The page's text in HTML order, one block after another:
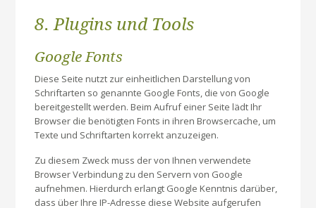
8. Plugins und Tools
Google Fonts
Diese Seite nutzt zur einheitlichen Darstellung von
Schriftarten so genannte Google Fonts, die von Google
bereitgestellt werden. Beim Aufruf einer Seite lädt Ihr
Browser die benötigten Fonts in ihren Browsercache, um
Texte und Schriftarten korrekt anzuzeigen.
Zu diesem Zweck muss der von Ihnen verwendete
Browser Verbindung zu den Servern von Google
aufnehmen. Hierdurch erlangt Google Kenntnis darüber,
dass über Ihre IP-Adresse diese Website aufgerufen